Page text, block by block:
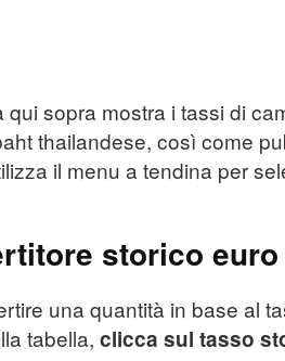
qui sopra mostra i tassi di
thailandese, così come
il menu a tendina per
storico
una quantità in base al
tabella, clicca sul tasso